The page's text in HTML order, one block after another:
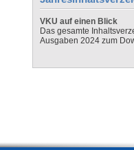
VKU auf einen Blick
Das gesamte
Ausgaben 2024 zum